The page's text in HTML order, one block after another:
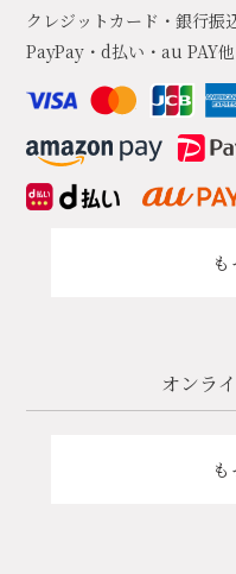
クレジットカード・銀行
PayPay・d払い・au PAY他
オンラ